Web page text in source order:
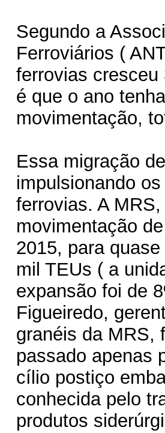
Segundo a
Ferroviários (
ferrovias
é que o ano
movimentação,
Essa migração
impulsionando
ferrovias. A
movimentação
2015, para
mil TEUs ( a
expansão foi de
Figueiredo,
granéis da MRS,
passado apenas
cílio postiço
conhecida pelo
produtos